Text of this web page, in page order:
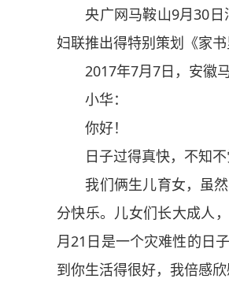
央广网马鞍山9月30日
妇联推出得特别策划《家
2017年7月7日，安徽马
小华：
你好！
日子过得真快，不知不
我们俩生儿育女，虽然
分快乐。儿女们长大成人
月21日是一个灾难性的日
到你生活得很好，我倍感欣